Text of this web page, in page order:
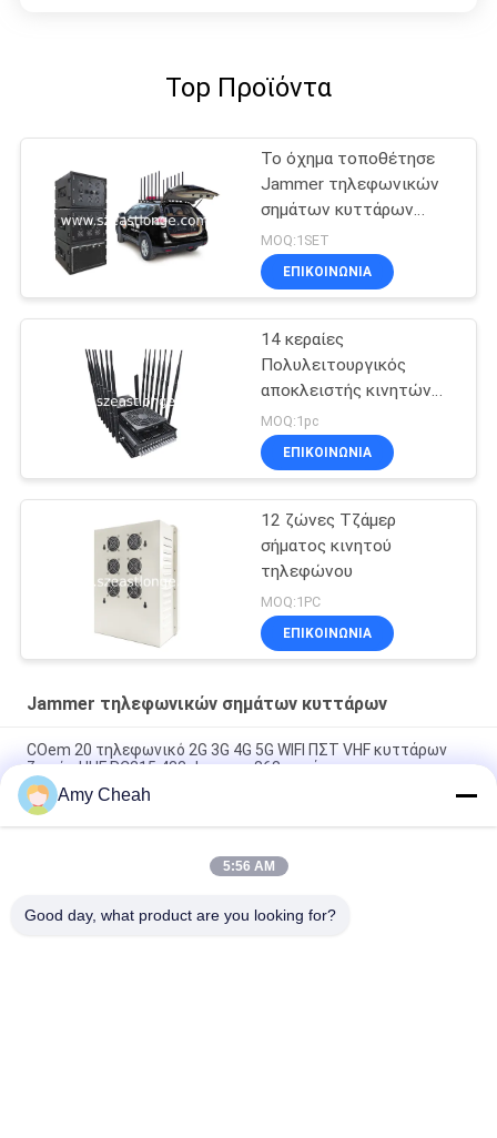
Top Προϊόντα
Το όχημα τοποθέτησε
Jammer τηλεφωνικών
σημάτων κυττάρων
τηλεχειρισμού ΠΣΤ
GSM 3G 4G LTE 5G WIFI
MOQ:1SET
ΕΠΙΚΟΙΝΩΝΊΑ
14 κεραίες
Πολυλειτουργικός
αποκλειστής κινητών
τηλεφώνων GPS VHF
UHF παρεμβολή 5-80m
MOQ:1pc
ΕΠΙΚΟΙΝΩΝΊΑ
12 ζώνες Τζάμερ
σήματος κινητού
τηλεφώνου
MOQ:1PC
ΕΠΙΚΟΙΝΩΝΊΑ
Jammer τηλεφωνικών σημάτων κυττάρων
COem 20 τηλεφωνικό 2G 3G 4G 5G WIFI ΠΣΤ VHF κυττάρων
ζωνών UHF RC315 433 Jammer 868 σημάτων
40W μέσης ησχύος 150m Jammer τηλεφωνικών σημάτων
κυττάρων 8 καναλιών για τη φυλακή
Εσωτερικό πανκατευθυντικό Jammer 33dBm 4Band
Amy Cheah
5:56 AM
Good day, what product are you looking for?